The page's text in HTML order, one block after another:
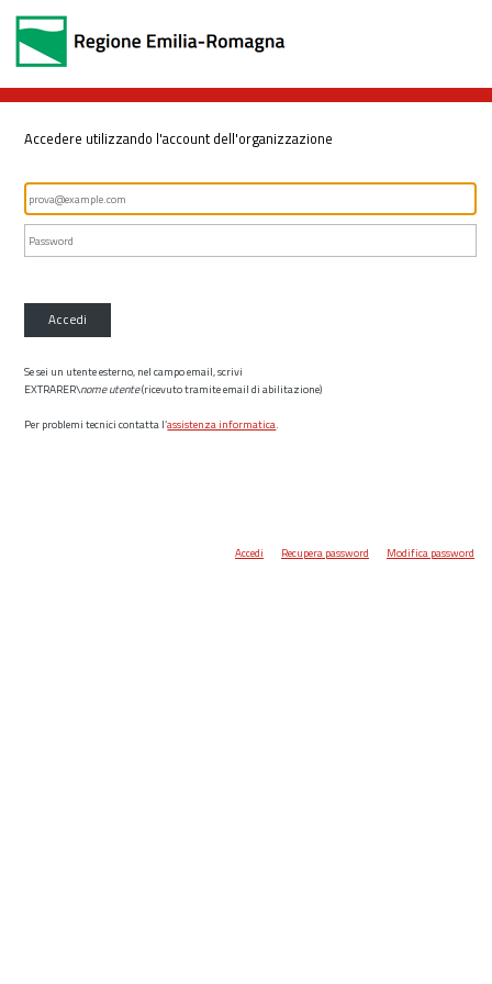
Accedere utilizzando l'account dell'organizzazione
Accedi
Se sei un utente esterno, nel campo email, scrivi
EXTRARER\nome utente(ricevuto tramite email di abilitazione)
Per problemi tecnici contatta l’assistenza informatica.
Accedi Recupera password Modifica password